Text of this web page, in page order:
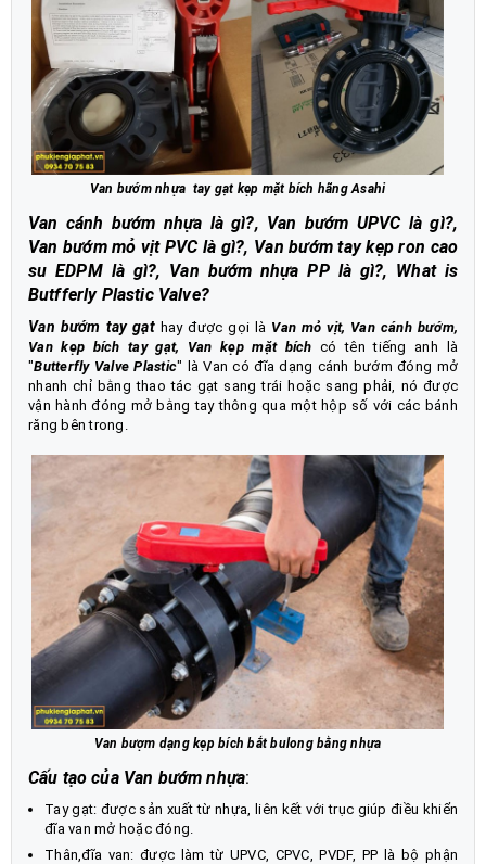
Van bướm nhựa tay gạt kẹp mặt bích hãng Asahi
Van cánh bướm nhựa là gì?, Van bướm UPVC là gì?,
Van bướm mỏ vịt PVC là gì?, Van bướm tay kẹp ron cao
su EDPM là gì?, Van bướm nhựa PP là gì?, What is
Butfferly Plastic Valve?
Van bướm tay gạthay được gọi là Van mỏ vịt, Van cánh bướm,
Van kẹp bích tay gạt, Van kẹp mặt bích có tên tiếng anh là
"Butterfly Valve Plastic" là Van có đĩa dạng cánh bướm đóng mở
nhanh chỉ bằng thao tác gạt sang trái hoặc sang phải, nó được
vận hành đóng mở bằng tay thông qua một hộp số với các bánh
răng bên trong.
Van bượm dạng kẹp bích bắt bulong bằng nhựa
Cấu tạo của Van bướm nhựa:
Tay gạt: được sản xuất từ nhựa, liên kết với trục giúp điều khiển
đĩa van mở hoặc đóng.
Thân,đĩa van: được làm từ UPVC, CPVC, PVDF, PP là bộ phận